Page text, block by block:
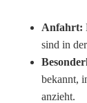
Anfahrt:
sind in
bekannt,
anzieht.